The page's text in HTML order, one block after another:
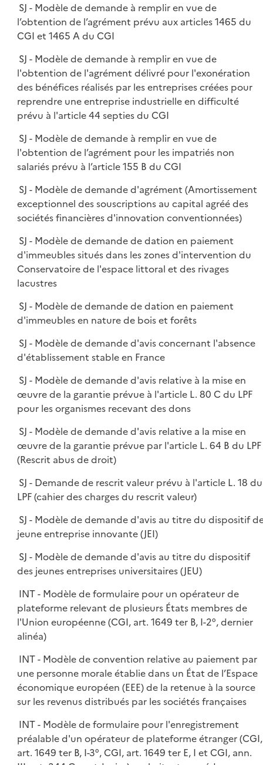
SJ - Modèle de demande à remplir en vue de
l’obtention de l’agrément prévu aux articles 1465 du
CGI et 1465 A du CGI
SJ - Modèle de demande à remplir en vue de
l'obtention de l'agrément délivré pour l'exonération
des bénéfices réalisés par les entreprises créées pour
reprendre une entreprise industrielle en difficulté
prévu à l'article 44 septies du CGI
SJ - Modèle de demande à remplir en vue de
l'obtention de l’agrément pour les impatriés non
salariés prévu à l’article 155 B du CGI
SJ - Modèle de demande d'agrément (Amortissement
exceptionnel des souscriptions au capital agréé des
sociétés financières d'innovation conventionnées)
SJ - Modèle de demande de dation en paiement
d'immeubles situés dans les zones d'intervention du
Conservatoire de l'espace littoral et des rivages
lacustres
SJ - Modèle de demande de dation en paiement
d'immeubles en nature de bois et forêts
SJ - Modèle de demande d'avis concernant l'absence
d'établissement stable en France
SJ - Modèle de demande d'avis relative à la mise en
œuvre de la garantie prévue à l'article L. 80 C du LPF
pour les organismes recevant des dons
SJ - Modèle de demande d'avis relative a la mise en
œuvre de la garantie prévue par l'article L. 64 B du LPF
(Rescrit abus de droit)
SJ - Demande de rescrit valeur prévu à l'article L. 18 du
LPF (cahier des charges du rescrit valeur)
SJ - Modèle de demande d'avis au titre du dispositif
jeune entreprise innovante (JEI)
SJ - Modèle de demande d'avis au titre du dispositif
des jeunes entreprises universitaires (JEU)
INT - Modèle de formulaire pour un opérateur de
plateforme relevant de plusieurs États membres de
l'Union européenne (CGI, art. 1649 ter B, I-2°, dernier
alinéa)
INT - Modèle de convention relative au paiement par
une personne morale établie dans un État de l’Espace
économique européen (EEE) de la retenue à la source
sur les revenus distribués par les sociétés françaises
INT - Modèle de formulaire pour l'enregistrement
préalable d'un opérateur de plateforme étranger (CGI,
art. 1649 ter B, I-3°, CGI, art. 1649 ter E, I et CGI, ann.